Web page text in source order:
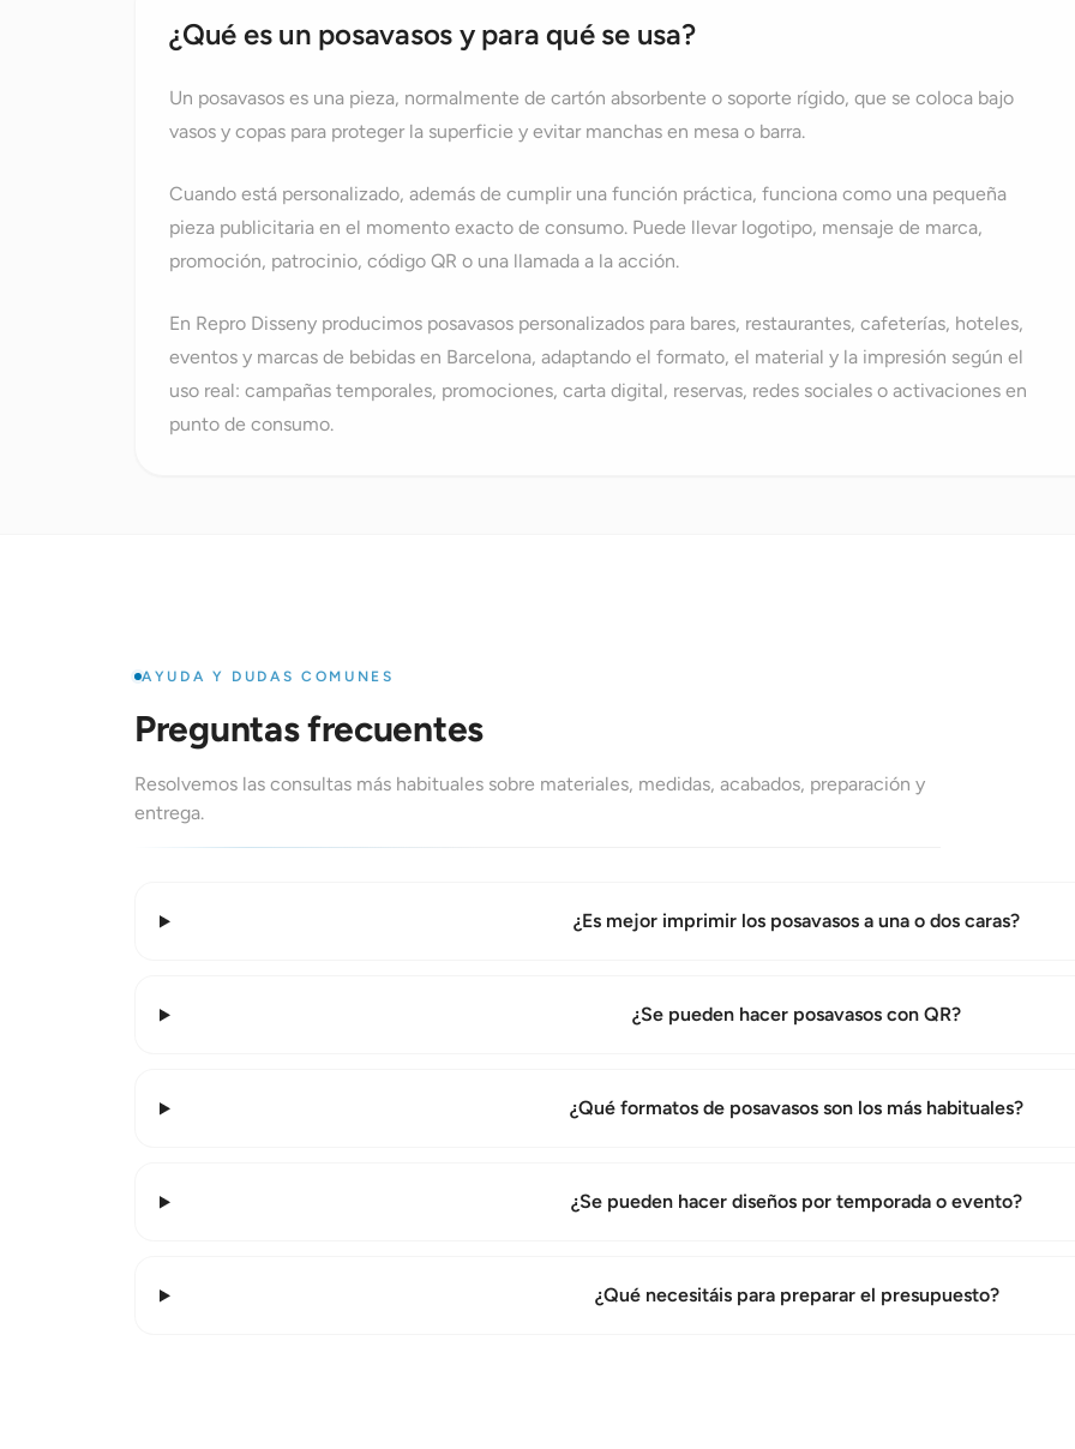
¿Qué es un posavasos y para qué se usa?
Un posavasos es una pieza, normalmente de cartón absorbente o soporte rígido, que se coloca bajo
vasos y copas para proteger la superficie y evitar manchas en mesa o barra.
Cuando está personalizado, además de cumplir una función práctica, funciona como una pequeña
pieza publicitaria en el momento exacto de consumo. Puede llevar logotipo, mensaje de marca,
promoción, patrocinio, código QR o una llamada a la acción.
En Repro Disseny producimos posavasos personalizados para bares, restaurantes, cafeterías, hoteles,
eventos y marcas de bebidas en Barcelona, adaptando el formato, el material y la impresión según el
uso real: campañas temporales, promociones, carta digital, reservas, redes sociales o activaciones en
punto de consumo.
AYUDA Y DUDAS COMUNES
Preguntas frecuentes
Resolvemos las consultas más habituales sobre materiales, medidas, acabados, preparación y
entrega.
¿Es mejor imprimir los posavasos a una o dos caras?
¿Se pueden hacer posavasos con QR?
¿Qué formatos de posavasos son los más habituales?
¿Se pueden hacer diseños por temporada o evento?
¿Qué necesitáis para preparar el presupuesto?